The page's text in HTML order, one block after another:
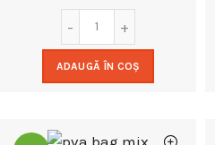
inițial
a
fost:
ADAUGĂ ÎN COȘ